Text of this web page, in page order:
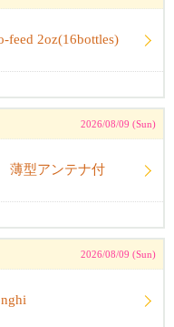
feed 2oz(16bottles)
2026/08/09 (Sun)
型アンテナ付
2026/08/09 (Sun)